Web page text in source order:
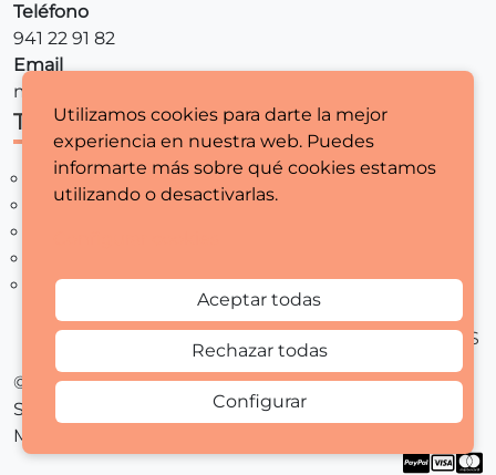
Teléfono
941 22 91 82
Email
mariamaquinasdecoser@gmail.com
TIENDA
MAQUINAS DE COSER
REMALLADORAS
REBAJAS
LEGALES
AVISO LEGAL
GENERALES
DESISTIMIENTO
POLITICA DE COOKIES
©Diseñado por Sara Menchaca, desarrollado por
StarOnline 2024. Todos los derechos reservados.
Maria maquinas de coser
Utilizamos cookies para darte la mejor
experiencia en nuestra web. Puedes
informarte más sobre qué cookies estamos
utilizando o desactivarlas.
Aceptar todas
Rechazar todas
Configurar